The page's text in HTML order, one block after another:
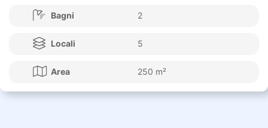
Bagni 2
Locali 5
Area 250 m²